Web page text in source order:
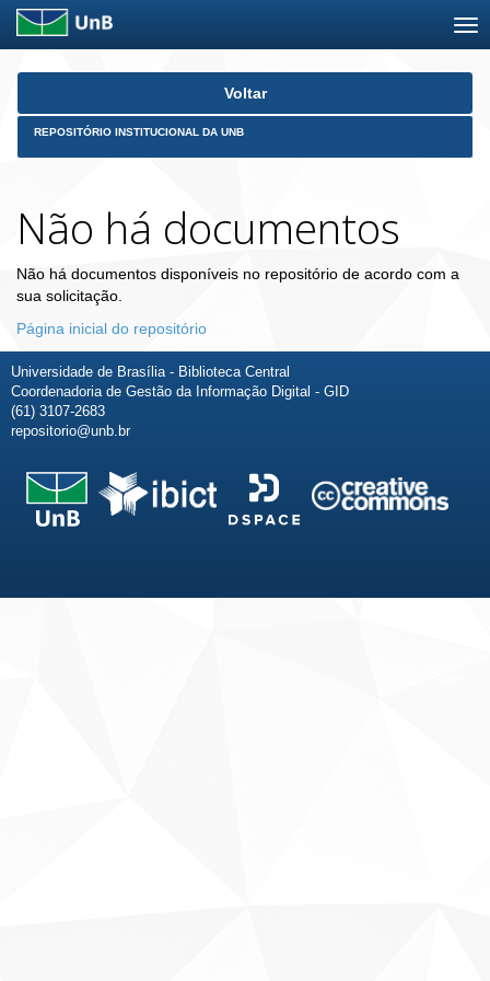
Skip
Voltar
REPOSITÓRIO INSTITUCIONAL DA UNB
Não há documentos
Não há documentos disponíveis no repositório de acordo com a
sua solicitação.
Página inicial do repositório
Universidade de Brasília - Biblioteca Central
Coordenadoria de Gestão da Informação Digital - GID
(61) 3107-2683
repositorio@unb.br